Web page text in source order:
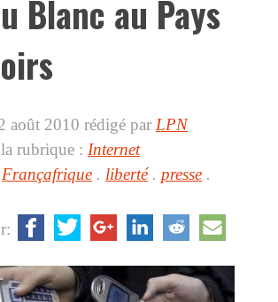
Blanc au Pays
août 2010 rédigé par LPN
rubrique : Internet
Françafrique . liberté. presse .